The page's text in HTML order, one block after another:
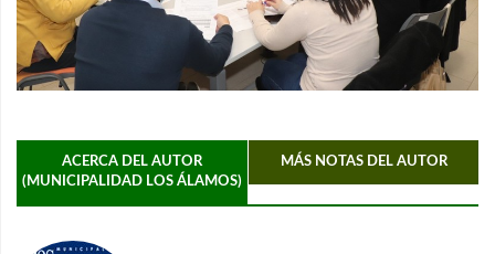
ACERCA DEL AUTOR
(MUNICIPALIDAD LOS ÁLAMOS)
MÁS NOTAS DEL AUTOR